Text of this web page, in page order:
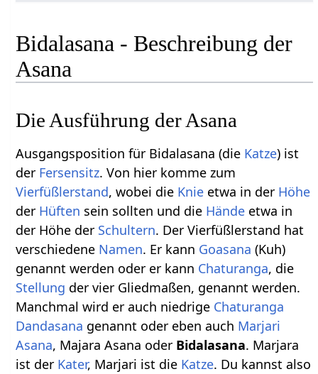
Bidalasana - Beschreibung der
Asana
Die Ausführung der Asana
Ausgangsposition für Bidalasana (die Katze) ist
der Fersensitz. Von hier komme zum
Vierfüßlerstand, wobei die Knie etwa in der Höhe
der Hüften sein sollten und die Hände etwa in
der Höhe der Schultern. Der Vierfüßlerstand hat
verschiedene Namen. Er kann Goasana (Kuh)
genannt werden oder er kann Chaturanga, die
Stellung der vier Gliedmaßen, genannt werden.
Manchmal wird er auch niedrige Chaturanga
Dandasana genannt oder eben auch Marjari
Asana, Majara Asana oder Bidalasana. Marjara
ist der Kater, Marjari ist die Katze. Du kannst also